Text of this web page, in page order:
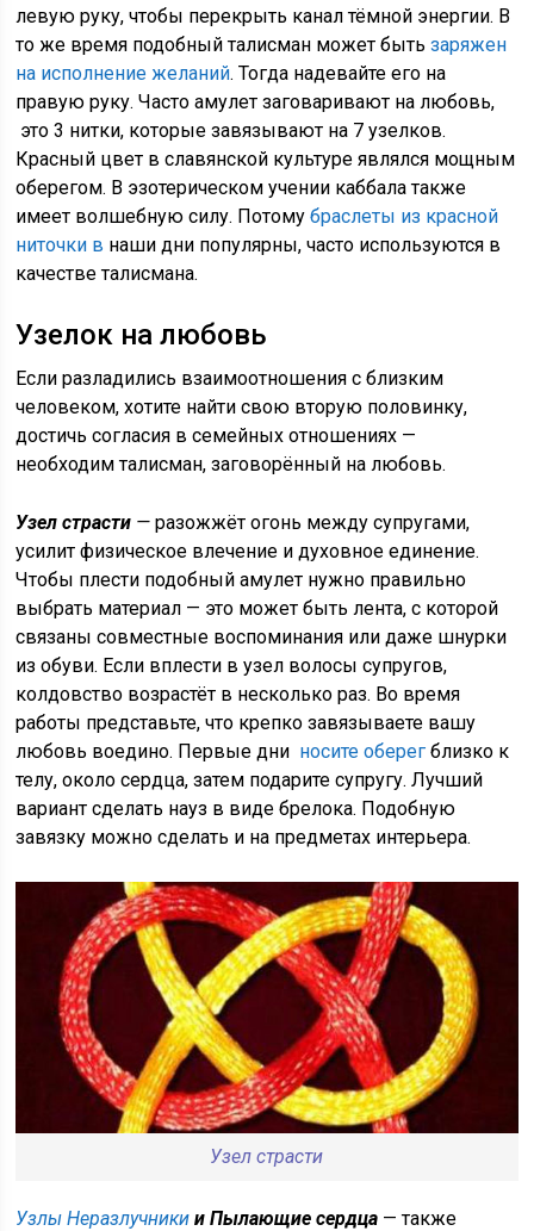
левую руку, чтобы перекрыть канал тёмной энергии. В
то же время подобный талисман может бытьзаряжен
на исполнение желаний. Тогда надевайте его на
правую руку. Часто амулет заговаривают на любовь,
это 3 нитки, которые завязывают на 7 узелков.
Красный цвет в славянской культуре являлся мощным
оберегом. В эзотерическом учении каббала также
имеет волшебную силу. Потомубраслеты из красной
ниточки в наши дни популярны, часто используются в
качестве талисмана.
Узелок на любовь
Если разладились взаимоотношения с близким
человеком, хотите найти свою вторую половинку,
достичь согласия в семейных отношениях —
необходим талисман, заговорённый на любовь.
Узел страсти — разожжёт огонь между супругами,
усилит физическое влечение и духовное единение.
Чтобы плести подобный амулет нужно правильно
выбрать материал — это может быть лента, с которой
связаны совместные воспоминания или даже шнурки
из обуви. Если вплести в узел волосы супругов,
колдовство возрастёт в несколько раз. Во время
работы представьте, что крепко завязываете вашу
любовь воедино. Первые дни носите оберег близко к
телу, около сердца, затем подарите супругу. Лучший
вариант сделать науз в виде брелока. Подобную
завязку можно сделать и на предметах интерьера.
Узел страсти
Узлы Неразлучники и Пылающие сердца — также